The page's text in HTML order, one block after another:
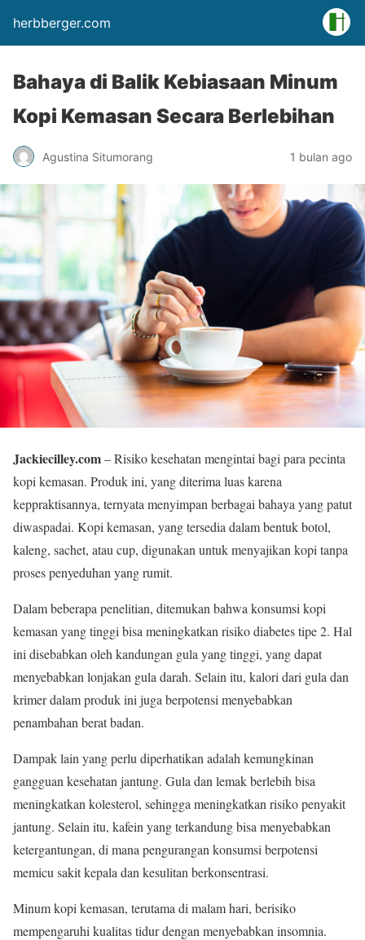
herbberger.com
Bahaya di Balik Kebiasaan Minum
Kopi Kemasan Secara Berlebihan
Agustina Situmorang 1 bulan ago
Jackiecilley.com– Risiko kesehatan mengintai bagi para pecinta
kopi kemasan. Produk ini, yang diterima luas karena
keppraktisannya, ternyata menyimpan berbagai bahaya yang patut
diwaspadai. Kopi kemasan, yang tersedia dalam bentuk botol,
kaleng, sachet, atau cup, digunakan untuk menyajikan kopi tanpa
proses penyeduhan yang rumit.
Dalam beberapa penelitian, ditemukan bahwa konsumsi kopi
kemasan yang tinggi bisa meningkatkan risiko diabetes tipe 2. Hal
ini disebabkan oleh kandungan gula yang tinggi, yang dapat
menyebabkan lonjakan gula darah. Selain itu, kalori dari gula dan
krimer dalam produk ini juga berpotensi menyebabkan
penambahan berat badan.
Dampak lain yang perlu diperhatikan adalah kemungkinan
gangguan kesehatan jantung. Gula dan lemak berlebih bisa
meningkatkan kolesterol, sehingga meningkatkan risiko penyakit
jantung. Selain itu, kafein yang terkandung bisa menyebabkan
ketergantungan, di mana pengurangan konsumsi berpotensi
memicu sakit kepala dan kesulitan berkonsentrasi.
Minum kopi kemasan, terutama di malam hari, berisiko
mempengaruhi kualitas tidur dengan menyebabkan insomnia.